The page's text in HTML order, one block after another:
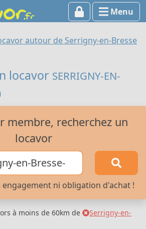
Menu
autour de Serrigny-en-Bresse
locavor SERRIGNY-EN-
membre, recherchez un
locavor
engagement ni obligation d'achat !
à moins de 60km de
Serrigny-en-